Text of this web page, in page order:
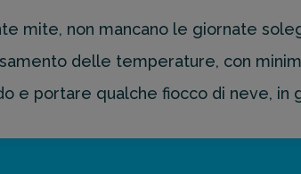
mite, non mancano le giornate
delle temperature, con
e portare qualche fiocco di neve,